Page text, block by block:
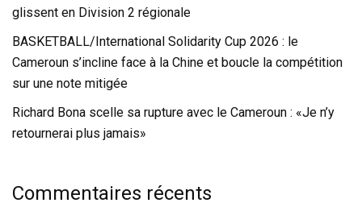
glissent en Division 2 régionale
BASKETBALL/International Solidarity Cup 2026 : le
Cameroun s’incline face à la Chine et boucle la compétition
sur une note mitigée
Richard Bona scelle sa rupture avec le Cameroun : «Je n’y
retournerai plus jamais»
Commentaires récents